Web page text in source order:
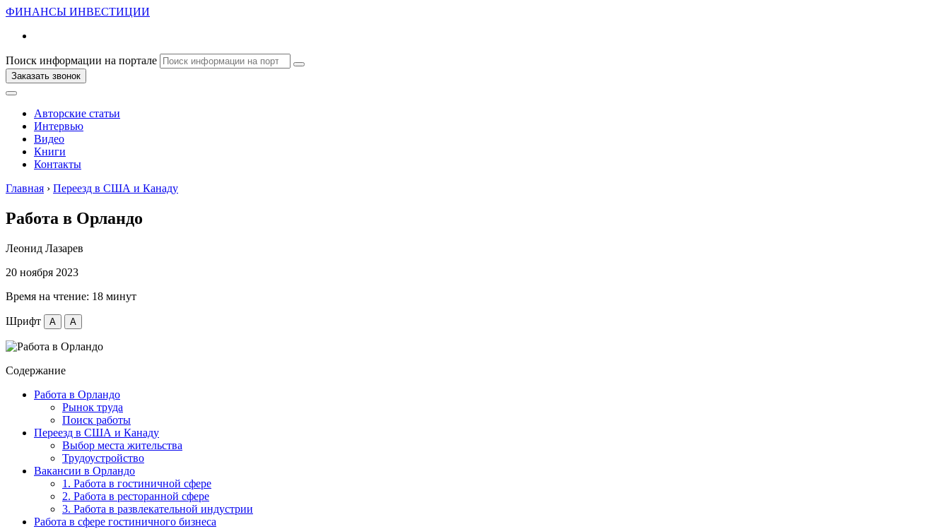
ФИНАНСЫ ИНВЕСТИЦИИ
Поиск информации на портале
Заказать звонок
Авторские статьи
Интервью
Видео
Книги
Контакты
Главная › Переезд в США и Канаду
Работа в Орландо
Леонид Лазарев
20 ноября 2023
Время на чтение: 18 минут
Шрифт A A
Содержание
Работа в Орландо
Рынок труда
Поиск работы
Переезд в США и Канаду
Выбор места жительства
Трудоустройство
Вакансии в Орландо
1. Работа в гостиничной сфере
2. Работа в ресторанной сфере
3. Работа в развлекательной индустрии
Работа в сфере гостиничного бизнеса